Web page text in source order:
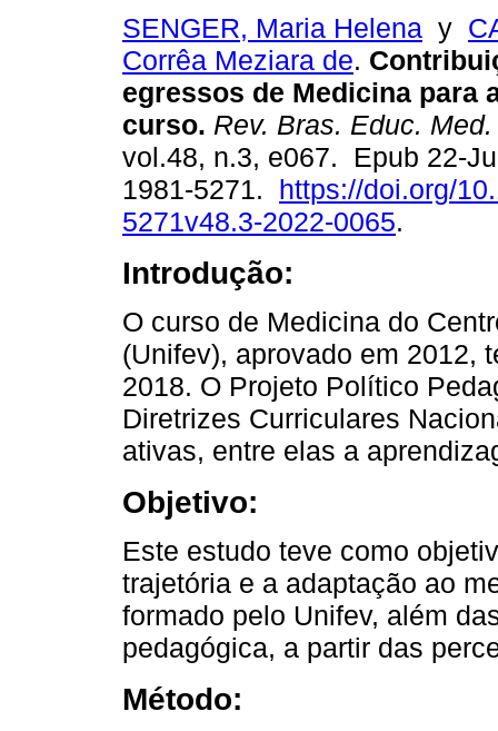
SENGER, Maria Helena y
Corrêa Meziara de.
egressos de Medicina para
curso. Rev. Bras. Educ. Med.
vol.48, n.3, e067. Epub 22-
1981-5271. https://doi.org/
5271v48.3-2022-0065.
Introdução:
O curso de Medicina do
(Unifev), aprovado em 2012,
2018. O Projeto Político
Diretrizes Curriculares
ativas, entre elas a
Objetivo:
Este estudo teve como
trajetória e a adaptação ao
formado pelo Unifev, além
pedagógica, a partir das
Método: